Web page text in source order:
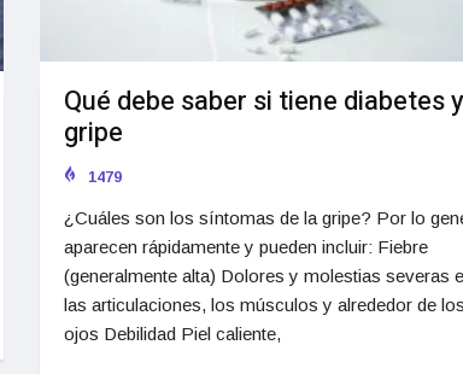
Qué debe saber si tiene diabetes y
gripe
1479
¿Cuáles son los síntomas de la gripe? Por lo
aparecen rápidamente y pueden incluir: Fiebre
(generalmente alta) Dolores y molestias severas
las articulaciones, los músculos y alrededor de
ojos Debilidad Piel caliente,